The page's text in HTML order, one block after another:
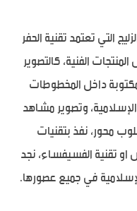
التي تعتمد تقنية الحفر
الفنية، كالتصوير
داخل المخطوطات
الإسلامية، وتصوير مشاهد
محور، نفذ بتقنيات
او تقنية الفسيفساء، نجد
في جميع عصورها.